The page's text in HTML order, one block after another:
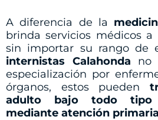
A diferencia de la
brinda servicios médicos a
sin importar su rango de
internistas Calahonda no
especialización por
órganos, estos pueden
adulto bajo todo tipo
mediante atención